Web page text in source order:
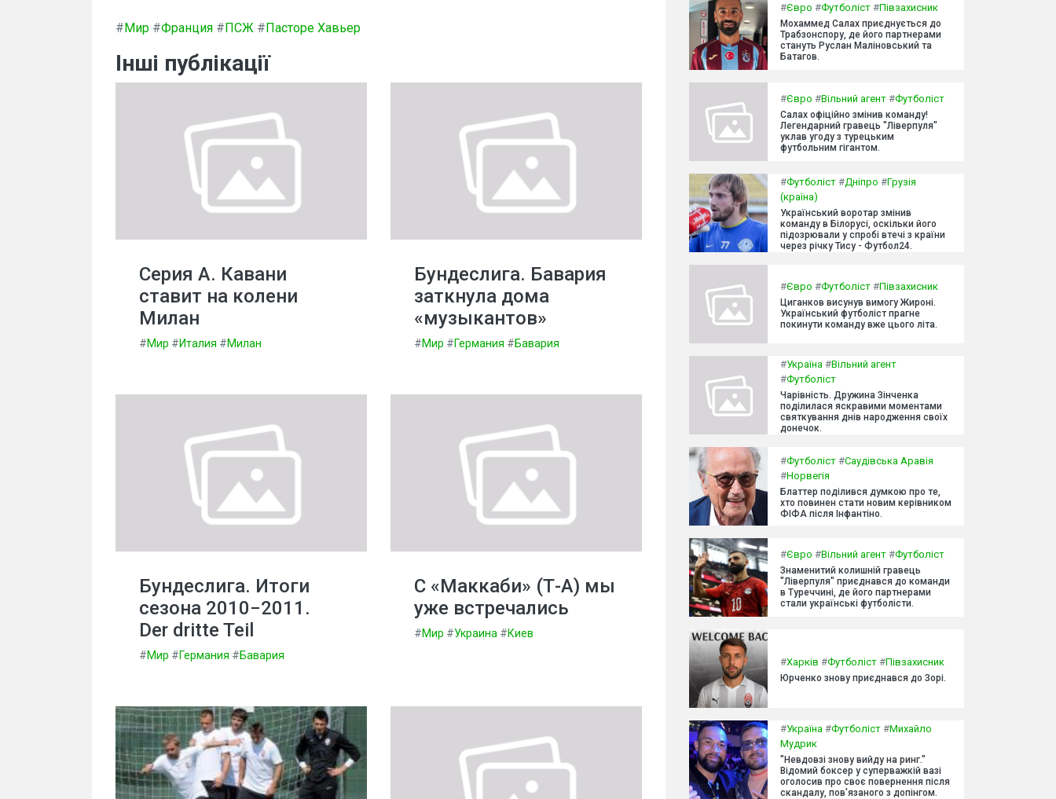
#Мир #Франция #ПСЖ #Пасторе Хавьер
Інші публікації
Серия А. Кавани
ставит на колени
Милан
#Мир #Италия #Милан
Бундеслига. Бавария
заткнула дома
«музыкантов»
#Мир #Германия #Бавария
Бундеслига. Итоги
сезона 2010−2011.
Der dritte Teil
#Мир #Германия #Бавария
С «Маккаби» (Т-А) мы
уже встречались
#Мир #Украина #Киев
#Євро #Футболіст #Півзахисник
Мохаммед Салах приєднується до
Трабзонспору, де його партнерами
стануть Руслан Маліновський та
Батагов.
#Євро #Вільний агент #Футболіст
Салах офіційно змінив команду!
Легендарний гравець "Ліверпуля"
уклав угоду з турецьким
футбольним гігантом.
#Футболіст #Дніпро #Грузія
(країна)
Український воротар змінив
команду в Білорусі, оскільки його
підозрювали у спробі втечі з країни
через річку Тису - Футбол24.
#Євро #Футболіст #Півзахисник
Циганков висунув вимогу Жироні.
Український футболіст прагне
покинути команду вже цього літа.
#Україна #Вільний агент
#Футболіст
Чарівність. Дружина Зінченка
поділилася яскравими моментами
святкування днів народження своїх
донечок.
#Футболіст #Саудівська Аравія
#Норвегія
Блаттер поділився думкою про те,
хто повинен стати новим керівником
ФІФА після Інфантіно.
#Євро #Вільний агент #Футболіст
Знаменитий колишній гравець
"Ліверпуля" приєднався до команди
в Туреччині, де його партнерами
стали українські футболісти.
#Харків #Футболіст #Півзахисник
Юрченко знову приєднався до Зорі.
#Україна #Футболіст #Михайло
Мудрик
"Невдовзі знову вийду на ринг."
Відомий боксер у суперважкій вазі
оголосив про своє повернення після
скандалу, пов'язаного з допінгом.